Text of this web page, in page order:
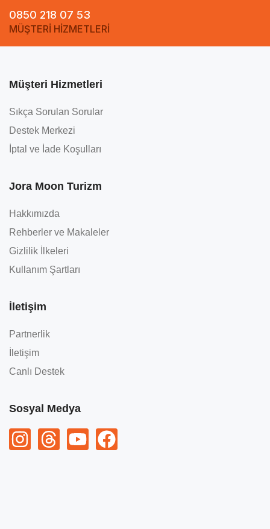
0850 218 07 53
MÜŞTERİ HİZMETLERİ
Müşteri Hizmetleri
Sıkça Sorulan Sorular
Destek Merkezi
İptal ve İade Koşulları
Jora Moon Turizm
Hakkımızda
Rehberler ve Makaleler
Gizlilik İlkeleri
Kullanım Şartları
İletişim
Partnerlik
İletişim
Canlı Destek
Sosyal Medya